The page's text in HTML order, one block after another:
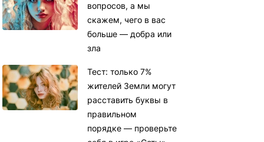
вопросов, а мы
скажем, чего в вас
больше — добра или
зла
Тест: только 7%
жителей Земли могут
расставить буквы в
правильном
порядке — проверьте